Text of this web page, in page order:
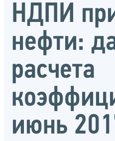
НДПИ
нефти:
расчета
июнь